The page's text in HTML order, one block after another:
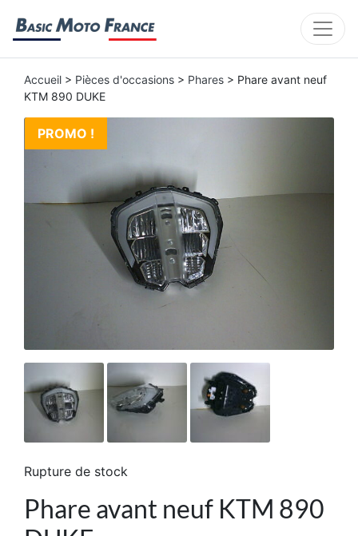
Accueil > Pièces d'occasions > Phares > Phare avant neuf
KTM 890 DUKE
PROMO !
Phare avant neuf KTM 890
Rupture de stock